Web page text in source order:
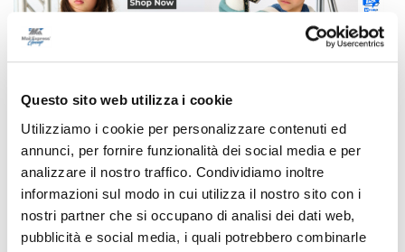
Questo sito web utilizza i cookie
Utilizziamo i cookie per personalizzare contenuti ed
annunci, per fornire funzionalità dei social media e per
analizzare il nostro traffico. Condividiamo inoltre
informazioni sul modo in cui utilizza il nostro sito con i
nostri partner che si occupano di analisi dei dati web,
pubblicità e social media, i quali potrebbero combinarle